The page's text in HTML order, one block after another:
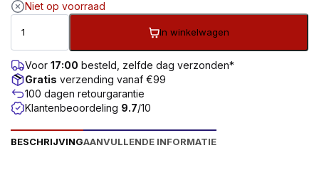
Niet op voorraad
In winkelwagen
Voor 17:00 besteld, zelfde dag verzonden*
Gratis verzending vanaf €99
100 dagen retourgarantie
Klantenbeoordeling 9.7/10
BESCHRIJVINGAANVULLENDE INFORMATIE